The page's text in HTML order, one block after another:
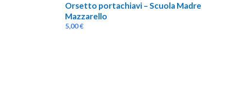
Orsetto portachiavi – Scuola Madre
Mazzarello
5,00€